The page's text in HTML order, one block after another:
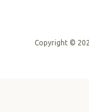
Copyright ©